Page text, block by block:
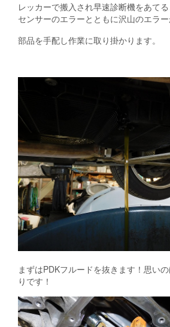
レッカーで搬入され早速診断機をあて
センサーのエラーとともに沢山のエラー
部品を手配し作業に取り掛かります。
まずはPDKフルードを抜きます！思い
りです！